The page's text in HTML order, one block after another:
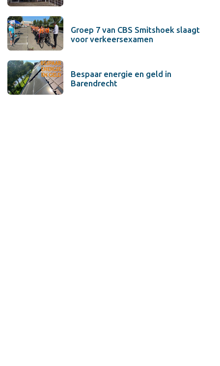
Groep 7 van CBS Smitshoek slaagt
voor verkeersexamen
Bespaar energie en geld in
Barendrecht